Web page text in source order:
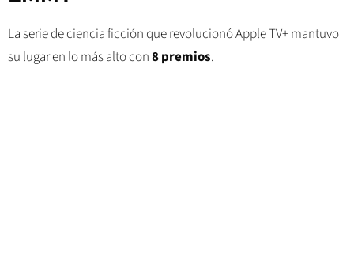
La serie de ciencia ficción que revolucionó Apple TV+ mantuvo
su lugar en lo más alto con8 premios.